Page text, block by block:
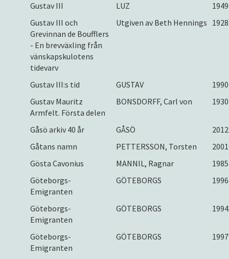
Gustav III LUZ
1949
Gustav III och
Grevinnan de Boufflers
- En brevväxling från
vänskapskulotens
tidevarv
Utgiven av Beth Hennings 1928
Gustav III:s tid GUSTAV
1990
Gustav Mauritz
Armfelt. Första delen
BONSDORFF, Carl von 1930
Gåsö arkiv 40 år GÅSÖ
2012
Gåtans namn
PETTERSSON, Torsten
2001
Gösta Cavonius
MANNIL, Ragnar
1985
Göteborgs-
Emigranten
GÖTEBORGS 1996
Göteborgs-
Emigranten
GÖTEBORGS 1994
Göteborgs-
Emigranten
GÖTEBORGS 1997